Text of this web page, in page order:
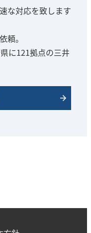
な対応を致します
頼。
に121拠点の三井